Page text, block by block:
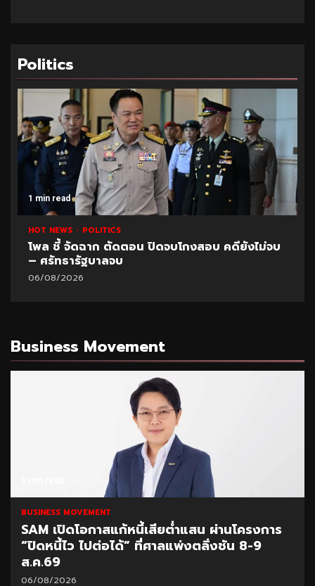
Politics
1 min read
HOT NEWS POLITICS
โพล ชี้ จัดฉาก ตัดตอน ปิดจบโกงสอบ คดียังไม่จบ
– ศรัทธารัฐบาลจบ
06/08/2026
Business Movement
BUSINESS MOVEMENT
SAM เปิดโอกาสแก้หนี้เสียต่ำแสน ผ่านโครงการ
“ปิดหนี้ไว ไปต่อได้” ที่ศาลแพ่งตลิ่งชัน 8-9
ส.ค.69
06/08/2026